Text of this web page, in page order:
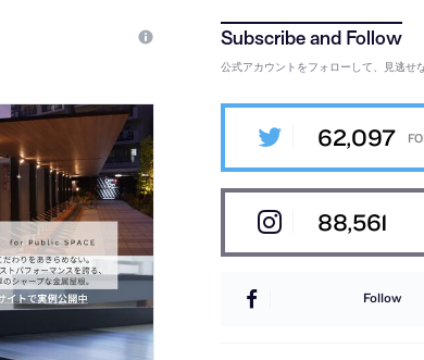
公式アカウントをフォローして、見逃せ
62,097
88,561
Follow